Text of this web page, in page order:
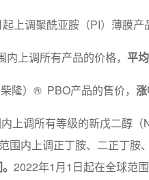
上调聚酰亚胺（PI）薄膜产
上调所有产品的价格， 平
隆）® PBO产品的售价， 涨
上调所有等级的新戊二醇
围内上调正丁胺、二正丁
2022年1月1日起在全球范